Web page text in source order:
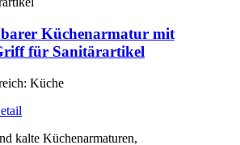
Küchenarmatur mit
für Sanitärartikel
Küche